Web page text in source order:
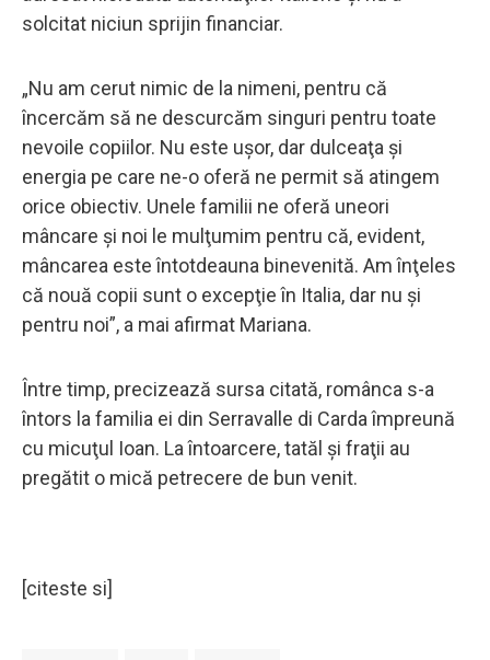
solcitat niciun sprijin financiar.
„Nu am cerut nimic de la nimeni, pentru că
încercăm să ne descurcăm singuri pentru toate
nevoile copiilor. Nu este uşor, dar dulceaţa şi
energia pe care ne-o oferă ne permit să atingem
orice obiectiv. Unele familii ne oferă uneori
mâncare şi noi le mulţumim pentru că, evident,
mâncarea este întotdeauna binevenită. Am înţeles
că nouă copii sunt o excepţie în Italia, dar nu şi
pentru noi”, a mai afirmat Mariana.
Între timp, precizează sursa citată, românca s-a
întors la familia ei din Serravalle di Carda împreună
cu micuţul Ioan. La întoarcere, tatăl şi fraţii au
pregătit o mică petrecere de bun venit.
[citeste si]